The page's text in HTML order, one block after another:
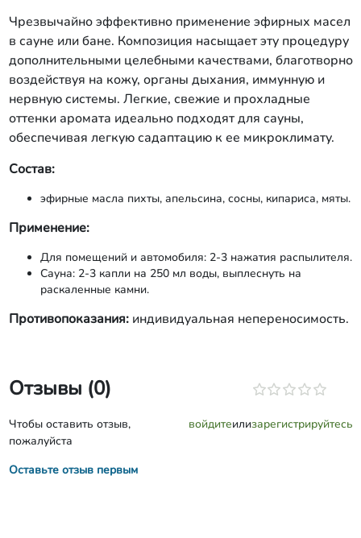
Чрезвычайно эффективно применение эфирных масел
в сауне или бане. Композиция насыщает эту процедуру
дополнительными целебными качествами, благотворно
воздействуя на кожу, органы дыхания, иммунную и
нервную системы. Легкие, свежие и прохладные
оттенки аромата идеально подходят для сауны,
обеспечивая легкую садаптацию к ее микроклимату.
Состав:
эфирные масла пихты, апельсина, сосны, кипариса, мяты.
Применение:
Для помещений и автомобиля: 2-3 нажатия распылителя.
Сауна: 2-3 капли на 250 мл воды, выплеснуть на
раскаленные камни.
Противопоказания: индивидуальная непереносимость.
Отзывы (0)
Чтобы оставить отзыв,
пожалуйста
войдитеилизарегистрируйтесь
Оставьте отзыв первым